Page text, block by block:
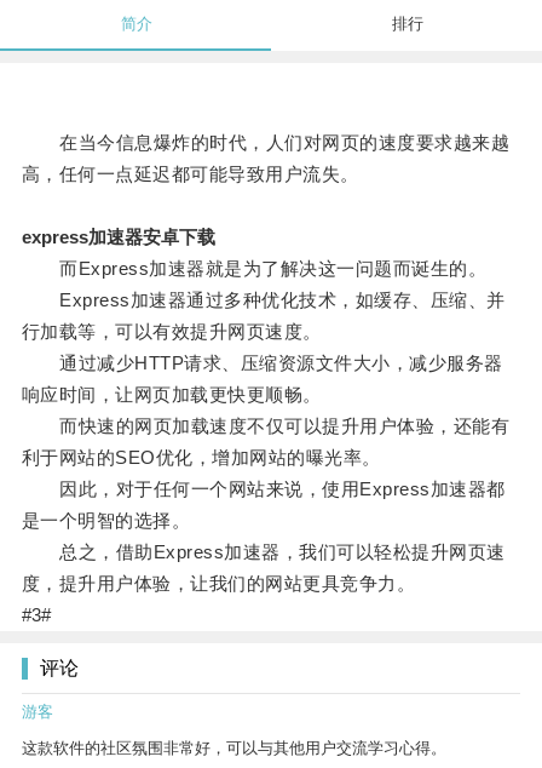
简介 排行
在当今信息爆炸的时代，人们对网页的速度要求越来越
高，任何一点延迟都可能导致用户流失。
express加速器安卓下载
而Express加速器就是为了解决这一问题而诞生的。
Express加速器通过多种优化技术，如缓存、压缩、并
行加载等，可以有效提升网页速度。
通过减少HTTP请求、压缩资源文件大小，减少服务器
响应时间，让网页加载更快更顺畅。
而快速的网页加载速度不仅可以提升用户体验，还能有
利于网站的SEO优化，增加网站的曝光率。
因此，对于任何一个网站来说，使用Express加速器都
是一个明智的选择。
总之，借助Express加速器，我们可以轻松提升网页速
度，提升用户体验，让我们的网站更具竞争力。
#3#
评论
游客
这款软件的社区氛围非常好，可以与其他用户交流学习心得。